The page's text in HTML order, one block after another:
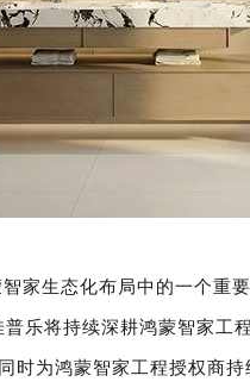
家生态化布局中的一个重
乐将持续深耕鸿蒙智家工
时为鸿蒙智家工程授权商